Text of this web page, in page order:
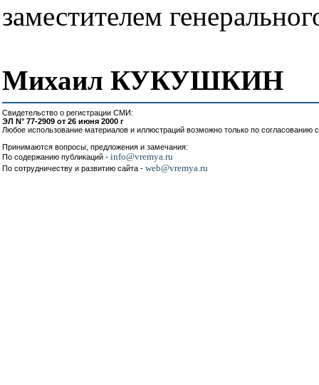
заместителем
Михаил КУКУШКИН
Свидетельство о регистрации СМИ:
ЭЛ N° 77-2909 от 26 июня 2000 г
Любое использование материалов и иллюстраций возможно только по согласованию
Принимаются вопросы, предложения и замечания:
По содержанию публикаций - info@vremya.ru
По сотрудничеству и развитию сайта - web@vremya.ru